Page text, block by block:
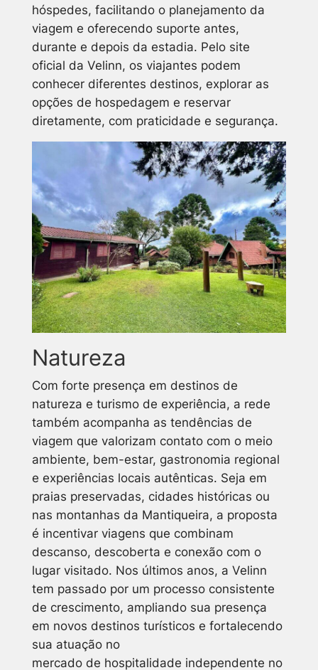
hóspedes, facilitando o planejamento da
viagem e oferecendo suporte antes,
durante e depois da estadia. Pelo site
oficial da Velinn, os viajantes podem
conhecer diferentes destinos, explorar as
opções de hospedagem e reservar
diretamente, com praticidade e segurança.
Natureza
Com forte presença em destinos de
natureza e turismo de experiência, a rede
também acompanha as tendências de
viagem que valorizam contato com o meio
ambiente, bem-estar, gastronomia regional
e experiências locais autênticas. Seja em
praias preservadas, cidades históricas ou
nas montanhas da Mantiqueira, a proposta
é incentivar viagens que combinam
descanso, descoberta e conexão com o
lugar visitado. Nos últimos anos, a Velinn
tem passado por um processo consistente
de crescimento, ampliando sua presença
em novos destinos turísticos e fortalecendo
sua atuação no
mercado de hospitalidade independente no